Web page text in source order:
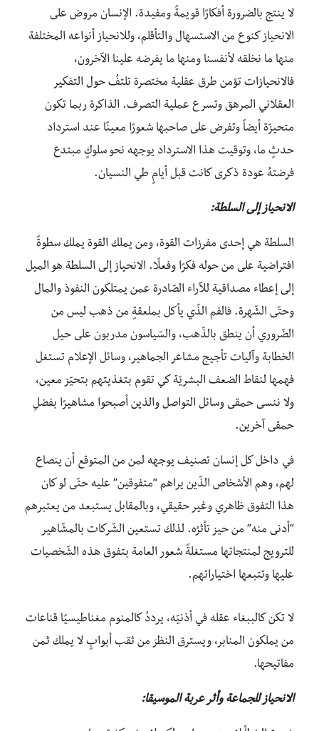
لا ينتج بالضرورة أفكارًا قويمةً ومفيدة. الإنسان مروض على
الانحياز كنوع من الاستسهال والتأقلم، وللانحياز أنواعه المختلفة
منها ما نخلقه لأنفسنا ومنها ما يفرضه علينا الآخرون،
فالانحيازات تؤمن طرق عقلية مختصرة تلتفُ حول التفكير
العقلاني المرهق وتسرع عملية التصرف. الذاكرة ربما تكون
متحيزّة أيضاً وتفرض على صاحبها شعورًا معينًا عند استرداد
حدثٍ ما، وتوقيت هذا الاسترداد يوجهه نحو سلوكٍ مبتدع
فرضتهُ عودة ذكرى كانت قبل أيامٍ طي النسيان.
الانحياز إلى السلطة:
السلطة هي إحدى مفرزات القوة، ومن يملك القوة يملك سطوةً
افتراضية على من حوله فكرًا وفعلًا. الانحياز إلى السلطة هو الميل
إلى إعطاء مصداقية للآراء الصّادرة عمن يمتلكون النفوذ والمال
وحتّى الشّهرة. فالفم الذّي يأكل بملعقةٍ من ذهب ليس من
الضّروري أن ينطق بالذّهب، والسّياسون مدربون على حيل
الخطابة وآليات تأجيج مشاعر الجماهير، وسائل الإعلام تستغل
فهمها لنقاط الضعف البشريّة كي تقوم بتغذيتهم بتحيّز معين،
ولا ننسى حمقى وسائل التواصل والذين أصبحوا مشاهيرًا بفضلِ
حمقى آخرين.
في داخل كل إنسان تصنيف يوجهه لمن من المتوقع أن ينصاع
لهم، وهم الأشخاص الذّين يراهم “متفوقين” عليه حتّى لو كان
هذا التفوق ظاهري وغير حقيقي، وبالمقابل يستبعد من يعتبرهم
“أدنى منه” من حيز تأثرُه. لذلك تستعين الشّركات بالمشّاهير
للترويج لمنتجاتها مستغلةً شعور العامة بتفوق هذه الشّخصيات
عليها وتتبعها اختياراتهم.
لا تكن كالببغاء عقله في أذنيّه، يرددُ كالمنوم مغناطيسيًا قناعات
من يملكون المنابر، ويسترق النظرَ من ثقب أبوابٍ لا يملك ثمن
مفاتيحها.
الانحياز للجماعة وأثر عربة الموسيقا: